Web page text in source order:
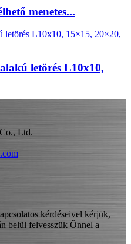
menetes...
letörés L10x10,
Ltd.
kérdéseivel kérjük,
belül felvesszük Önnel a